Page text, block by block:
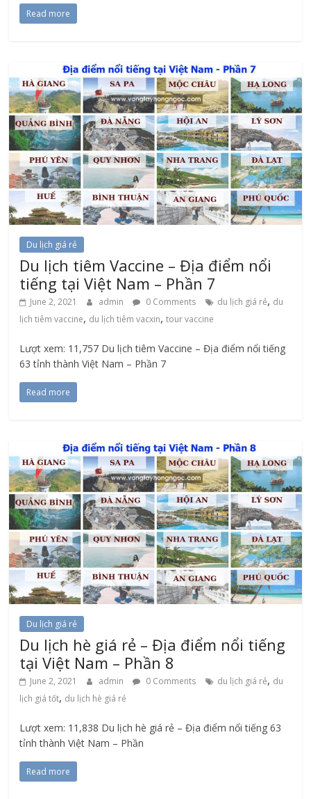
Read more
Du lịch giá rẻ
Du lịch tiêm Vaccine – Địa điểm nổi
tiếng tại Việt Nam – Phần 7
June 2, 2021 admin 0 Comments du lịch giá rẻ, du
lịch tiêm vaccine, du lịch tiêm vacxin,tour vaccine
Lượt xem: 11,757 Du lịch tiêm Vaccine – Địa điểm nổi tiếng
63 tỉnh thành Việt Nam – Phần 7
Read more
Du lịch giá rẻ
Du lịch hè giá rẻ – Địa điểm nổi tiếng
tại Việt Nam – Phần 8
June 2, 2021 admin 0 Comments du lịch giá rẻ, du
lịch giá tốt, du lịch hè giá rẻ
Lượt xem: 11,838 Du lịch hè giá rẻ – Địa điểm nổi tiếng 63
tỉnh thành Việt Nam – Phần
Read more